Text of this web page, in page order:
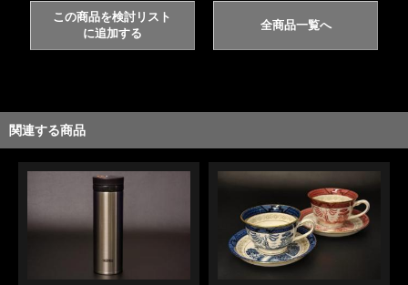
この商品を検討リスト
に追加する
全商品一覧へ
関連する商品